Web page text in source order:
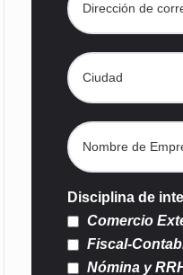
Disciplina de
Comercio
Fiscal-
Nómina y